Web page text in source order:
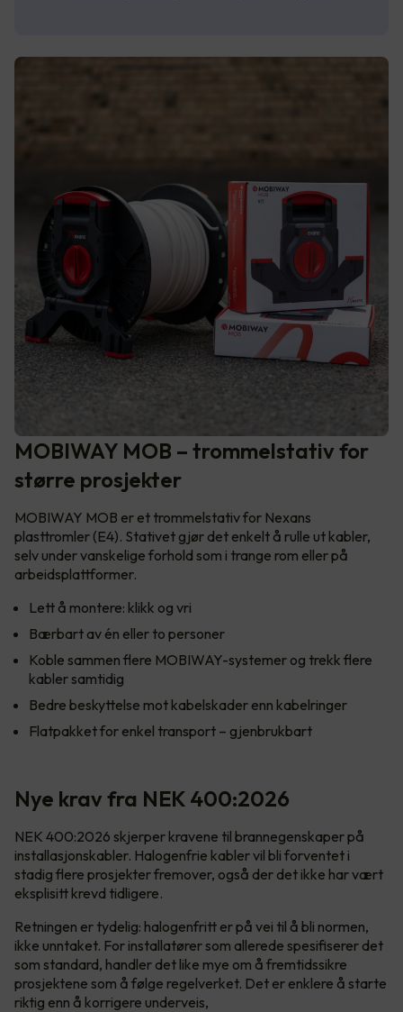
MOBIWAY MOB – trommelstativ for
større prosjekter
MOBIWAY MOB er et trommelstativ for Nexans
plasttromler (E4). Stativet gjør det enkelt å rulle ut kabler,
selv under vanskelige forhold som i trange rom eller på
arbeidsplattformer.
Lett å montere: klikk og vri
Bærbart av én eller to personer
Koble sammen flere MOBIWAY-systemer og trekk flere
kabler samtidig
Bedre beskyttelse mot kabelskader enn kabelringer
Flatpakket for enkel transport – gjenbrukbart
Nye krav fra NEK 400:2026
NEK 400:2026 skjerper kravene til brannegenskaper på
installasjonskabler. Halogenfrie kabler vil bli forventet i
stadig flere prosjekter fremover, også der det ikke har vært
eksplisitt krevd tidligere.
Retningen er tydelig: halogenfritt er på vei til å bli normen,
ikke unntaket. For installatører som allerede spesifiserer det
som standard, handler det like mye om å fremtidssikre
prosjektene som å følge regelverket. Det er enklere å starte
riktig enn å korrigere underveis,